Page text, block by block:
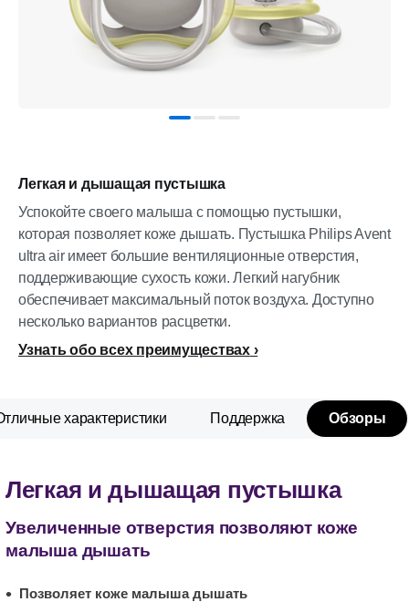
Легкая и дышащая пустышка
Успокойте своего малыша с помощью пустышки,
которая позволяет коже дышать. Пустышка Philips Avent
ultra air имеет большие вентиляционные отверстия,
поддерживающие сухость кожи. Легкий нагубник
обеспечивает максимальный поток воздуха. Доступно
несколько вариантов расцветки.
Узнать обо всех преимуществах
характеристики Поддержка Обзоры
Легкая и дышащая пустышка
Увеличенные отверстия позволяют коже
малыша дышать
Позволяет коже малыша дышать